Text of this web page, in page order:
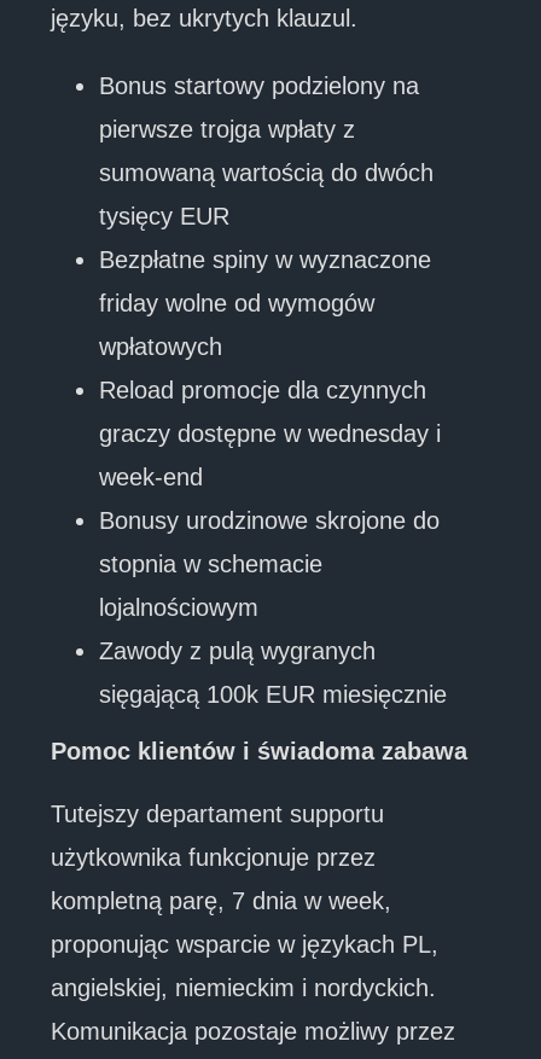
języku, bez ukrytych klauzul.
Bonus startowy podzielony na
pierwsze trojga wpłaty z
sumowaną wartością do dwóch
tysięcy EUR
Bezpłatne spiny w wyznaczone
friday wolne od wymogów
wpłatowych
Reload promocje dla czynnych
graczy dostępne w wednesday i
week-end
Bonusy urodzinowe skrojone do
stopnia w schemacie
lojalnościowym
Zawody z pulą wygranych
sięgającą 100k EUR miesięcznie
Pomoc klientów i świadoma zabawa
Tutejszy departament supportu
użytkownika funkcjonuje przez
kompletną parę, 7 dnia w week,
proponując wsparcie w językach PL,
angielskiej, niemieckim i nordyckich.
Komunikacja pozostaje możliwy przez